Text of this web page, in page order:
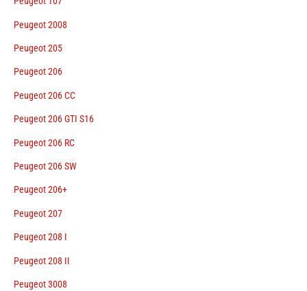
Peugeot 2008
Peugeot 205
Peugeot 206
Peugeot 206 CC
Peugeot 206 GTI S16
Peugeot 206 RC
Peugeot 206 SW
Peugeot 206+
Peugeot 207
Peugeot 208 I
Peugeot 208 II
Peugeot 3008